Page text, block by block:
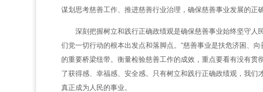
谋划思考慈善工作、推进慈善行业治理，确保慈善事业发展的正确
深刻把握树立和践行正确政绩观是确保慈善事业始终坚守人
们党一切行动的根本出发点和落脚点。”慈善事业是扶危济困、
的重要桥梁纽带。衡量检验慈善工作的成效，重点要看有没有
了获得感、幸福感、安全感。只有树立和践行正确政绩观，我
真正成为人民的事业。